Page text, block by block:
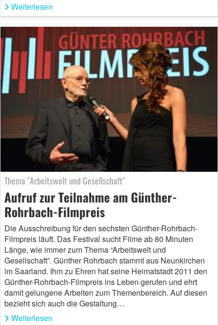
Weiterlesen
Thema "Arbeitswelt und Gesellschaft"
Aufruf zur Teilnahme am Günther-
Rohrbach-Filmpreis
Die Ausschreibung für den sechsten Günther-Rohrbach-
Filmpreis läuft. Das Festival sucht Filme ab 80 Minuten
Länge, wie immer zum Thema “Arbeitswelt und
Gesellschaft”. Günther Rohrbach stammt aus Neunkirchen
im Saarland. Ihm zu Ehren hat seine Heimatstadt 2011 den
Günther-Rohrbach-Filmpreis ins Leben gerufen und ehrt
damit gelungene Arbeiten zum Themenbereich. Auf diesen
bezieht sich auch die Gestaltung…
Weiterlesen